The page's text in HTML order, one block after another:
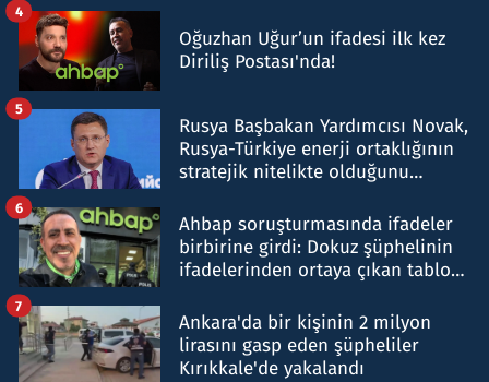
Oğuzhan Uğur’un ifadesi ilk kez
Diriliş Postası'nda!
4
Rusya Başbakan Yardımcısı Novak,
Rusya-Türkiye enerji ortaklığının
stratejik nitelikte olduğunu
5
Ahbap soruşturmasında ifadeler
birbirine girdi: Dokuz şüphelinin
ifadelerinden ortaya çıkan tablo
6
Ankara'da bir kişinin 2 milyon
lirasını gasp eden şüpheliler
Kırıkkale'de yakalandı
7